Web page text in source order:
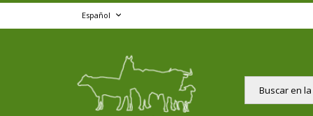
Lenguaje
Español
Buscar